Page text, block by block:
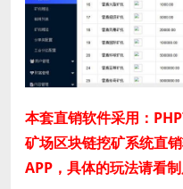
本套直销软件采用：
矿场区块链挖矿系统直
APP，具体的玩法请看制